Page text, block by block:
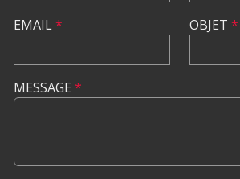
EMAIL* OBJET *
MESSAGE *